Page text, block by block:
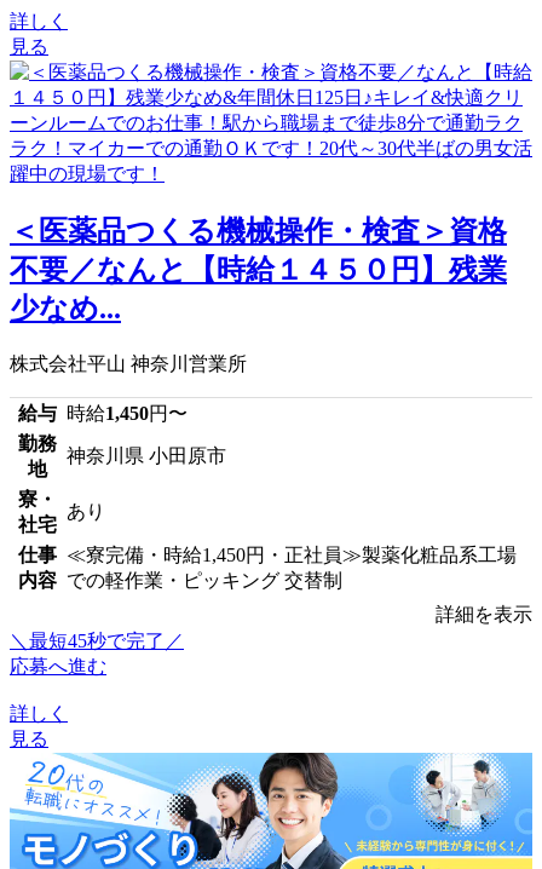
詳しく
見る
＜医薬品つくる機械操作・検査＞資格
不要／なんと【時給１４５０円】残業
少なめ...
株式会社平山 神奈川営業所
給与 時給1,450円〜
勤務
地
神奈川県 小田原市
寮・
社宅
あり
仕事
内容
≪寮完備・時給1,450円・正社員≫製薬化粧品系工場
での軽作業・ピッキング 交替制
詳細を表示
＼最短45秒で完了／
応募へ進む
詳しく
見る